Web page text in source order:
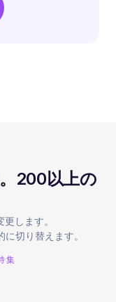
200以上の
します。
切り替えます。
集